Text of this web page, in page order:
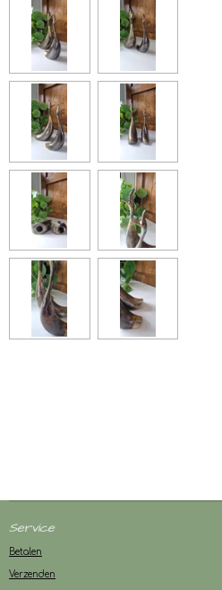
Service
Betalen
Verzenden